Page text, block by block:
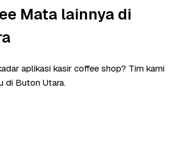
Mata lainnya di
aplikasi kasir coffee shop? Tim kami
di Buton Utara.